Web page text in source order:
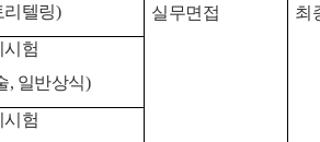
실무면접 최
리텔링)
시험
, 일반상식)
시험